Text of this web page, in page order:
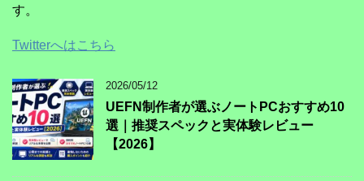
す。
Twitterへはこちら
2026/05/12
UEFN制作者が選ぶノートPCおすすめ10
選｜推奨スペックと実体験レビュー
【2026】